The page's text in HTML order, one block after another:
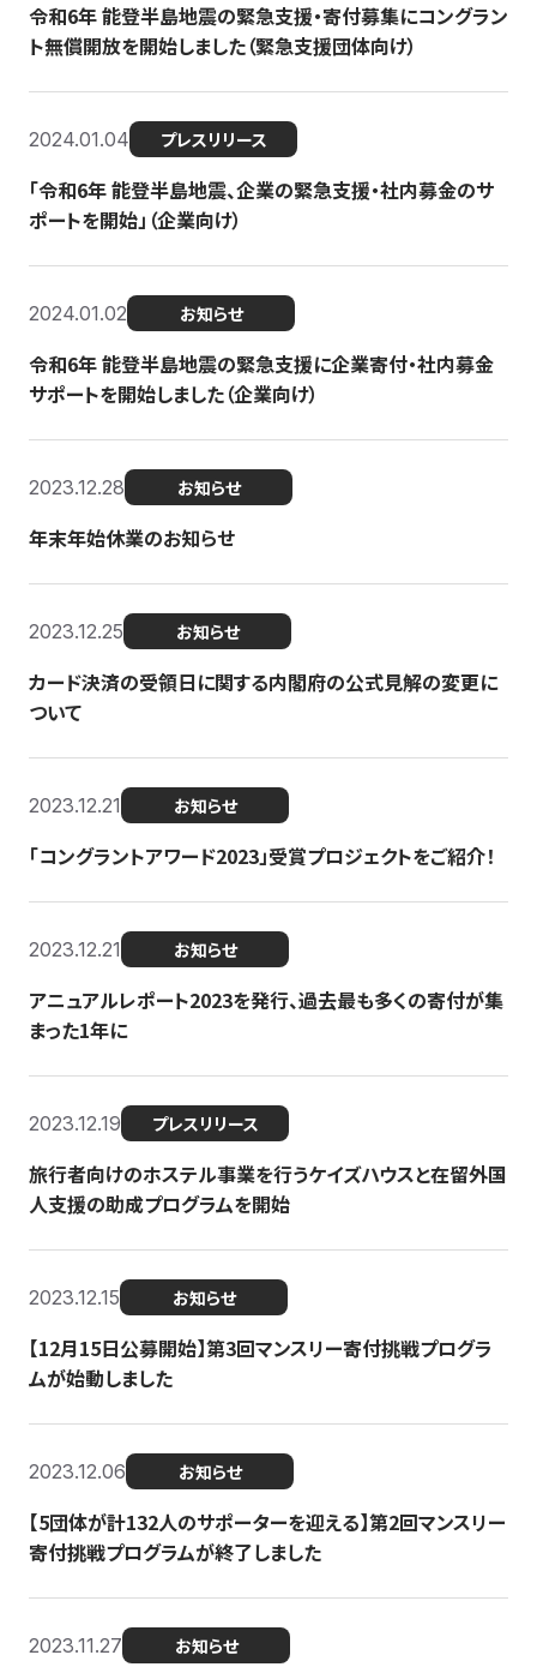
令和6年 能登半島地震の緊急支援・寄付募集にコングラン
ト無償開放を開始しました（緊急支援団体向け）
2024.01.04 プレスリリース
「令和6年 能登半島地震、企業の緊急支援・社内募金のサ
ポートを開始」（企業向け）
2024.01.02 お知らせ
令和6年 能登半島地震の緊急支援に企業寄付・社内募金
サポートを開始しました（企業向け）
2023.12.28 お知らせ
年末年始休業のお知らせ
2023.12.25 お知らせ
カード決済の受領日に関する内閣府の公式見解の変更に
ついて
2023.12.21 お知らせ
「コングラントアワード2023」受賞プロジェクトをご紹介！
2023.12.21 お知らせ
アニュアルレポート2023を発行、過去最も多くの寄付が集
まった1年に
2023.12.19 プレスリリース
旅行者向けのホステル事業を行うケイズハウスと在留外国
人支援の助成プログラムを開始
2023.12.15 お知らせ
【12月15日公募開始】第3回マンスリー寄付挑戦プログラ
ムが始動しました
2023.12.06 お知らせ
【5団体が計132人のサポーターを迎える】第2回マンスリー
寄付挑戦プログラムが終了しました
2023.11.27 お知らせ